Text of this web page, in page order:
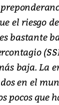
el riesgo
bastante
baja. La
en el
pocos que